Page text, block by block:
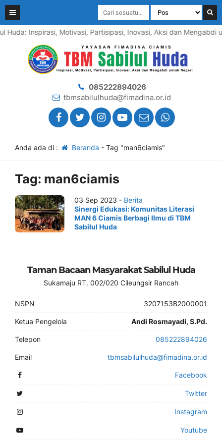
Huda: Inspirasi, Motivasi, Partisipasi, Inovasi, Aksi dan
085222894026
tbmsabilulhuda@fimadina.or.id
Anda ada di : Beranda - Tag "man6ciamis"
Tag: man6ciamis
03 Sep 2023 - Berita
Sinergi Edukasi: Komunitas Literasi
MAN 6 Ciamis Berbagi Ilmu di TBM
Sabilul Huda
Taman Bacaan Masyarakat Sabilul Huda
Sukamaju RT. 002/020 Cileungsir Rancah
NSPN 3207153B2000001
Ketua Pengelola Andi Rosmayadi, S.Pd.
Telepon 085222894026
Email tbmsabilulhuda@fimadina.or.id
Facebook
Twitter
Instagram
Youtube